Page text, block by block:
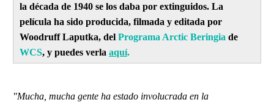
la década de 1940 se los daba por extinguidos. La
película ha sido producida, filmada y editada por
Woodruff Laputka, del Programa Arctic Beringia de
WCS, y puedes verla aquí.
"Mucha, mucha gente ha estado involucrada en la